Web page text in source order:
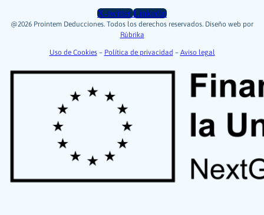
X-twitter Linkedin
@2026 Prointem Deducciones. Todos los derechos reservados. Diseño web por
Rúbrika
Uso de Cookies– Política de privacidad – Aviso legal